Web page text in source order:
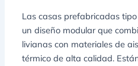
Las casas prefabricadas
un diseño modular que
livianas con materiales de
térmico de alta calidad.